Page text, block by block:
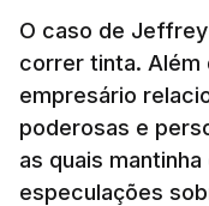
O caso de
correr tinta. Além
empresário
poderosas e
as quais
especulações